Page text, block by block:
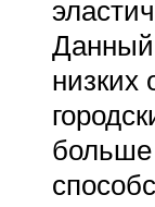
Данный
низких